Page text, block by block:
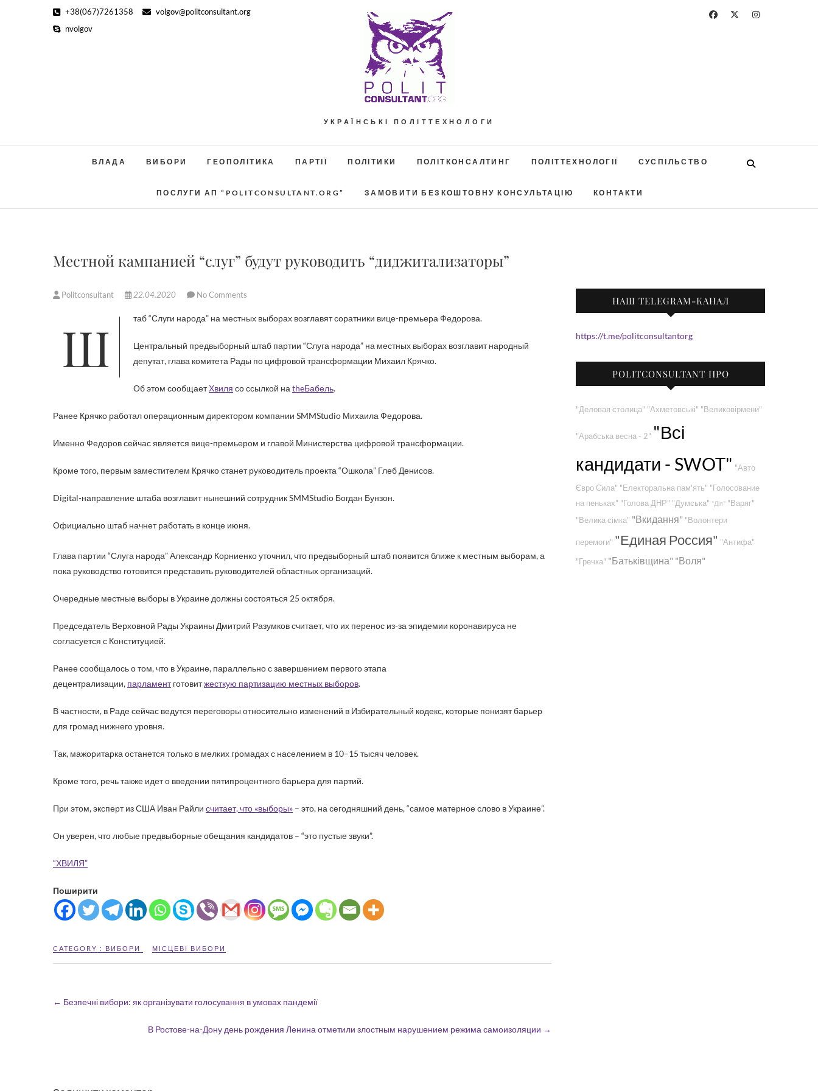
+38(067)7261358
volgov@politconsultant.org
nvolgov
УКРАЇНСЬКІ ПОЛІТТЕХНОЛОГИ
ВЛАДА ВИБОРИ ГЕОПОЛІТИКА ПАРТІЇ ПОЛІТИКИ ПОЛІТКОНСАЛТИНГ ПОЛІТТЕХНОЛОГІЇ СУСПІЛЬСТВО
ПОСЛУГИ АП “POLITCONSULTANT.ORG” ЗАМОВИТИ БЕЗКОШТОВНУ КОНСУЛЬТАЦІЮ КОНТАКТИ
Местной кампанией “слуг” будут руководить “диджитализаторы”
Politconsultant 22.04.2020 No Comments
Штаб “Слуги народа” на местных выборах возглавят соратники вице-премьера Федорова.
Центральный предвыборный штаб партии “Слуга народа” на местных выборах возглавит народный
депутат, глава комитета Рады по цифровой трансформации Михаил Крячко.
Об этом сообщаетХвиля со ссылкой на theБабель.
Ранее Крячко работал операционным директором компании SMMStudio Михаила Федорова.
Именно Федоров сейчас является вице-премьером и главой Министерства цифровой трансформации.
Кроме того, первым заместителем Крячко станет руководитель проекта “Ошкола” Глеб Денисов.
Digital-направление штаба возглавит нынешний сотрудник SMMStudio Богдан Бунзон.
Официально штаб начнет работать в конце июня.
Глава партии “Слуга народа” Александр Корниенко уточнил, что предвыборный штаб появится ближе к местным выборам, а
пока руководство готовится представить руководителей областных организаций.
Очередные местные выборы в Украине должны состояться 25 октября.
Председатель Верховной Рады Украины Дмитрий Разумков считает, что их перенос из-за эпидемии коронавируса не
согласуется с Конституцией.
Ранее сообщалось о том, что в Украине, параллельно с завершением первого этапа
децентрализации, парламентготовитжесткую партизацию местных выборов.
В частности, в Раде сейчас ведутся переговоры относительно изменений в Избирательный кодекс, которые понизят барьер
для громад нижнего уровня.
Так, мажоритарка останется только в мелких громадах с населением в 10–15 тысяч человек.
Кроме того, речь также идет о введении пятипроцентного барьера для партий.
При этом, эксперт из США Иван Райли считает, что «выборы» – это, на сегодняшний день, “самое матерное слово в Украине”.
Он уверен, что любые предвыборные обещания кандидатов – “это пустые звуки”.
“ХВИЛЯ”
Поширити
CATEGORY : ВИБОРИ МІСЦЕВІ ВИБОРИ
← Безпечні вибори: як організувати голосування в умовах пандемії
В Ростове-на-Дону день рождения Ленина отметили злостным нарушением режима самоизоляции →
НАШ TELEGRAM-КАНАЛ
https://t.me/politconsultantorg
POLITCONSULTANT ПРО
"Деловая столица" "Ахметовські" "Великовірмени"
"Арабська весна - 2" "Всі
кандидати - SWOT" "Авто
Євро Сила" "Електоральна пам'ять" "Голосование
на пеньках" "Голова ДНР" "Думська" "Дія" "Варяг"
"Велика сімка" "Вкидання" "Волонтери
перемоги" "Единая Россия" "Антифа"
"Гречка" "Батьківщина" "Воля"